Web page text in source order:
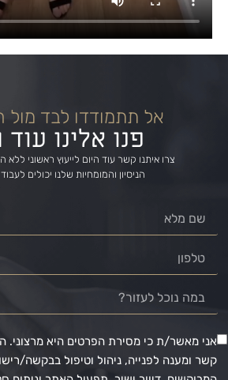
אל תתמודדו לבד
פנו אלינו עוד
צרו איתנו קשר עוד היום לייעוץ ראשוני ללא
הניסיון והמומחיות שלנו יכולים
אני מאשר/ת כי מסירת הפרטים היא מרצוני.
קשר ומענה לפנייה, ניהול וטיפול בבקשה/